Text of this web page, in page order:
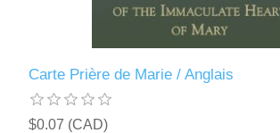
Carte Prière de Marie / Anglais
$0.07 (CAD)